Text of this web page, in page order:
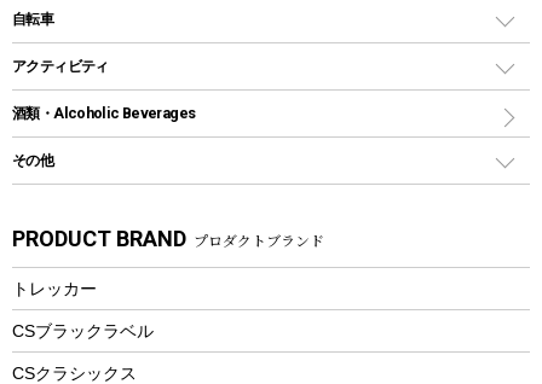
グランドシート
ガイドロープ
ツール
焚き火台&ストーブ
火起こし
バーベキューツール
クッキングツール
ナイフ
カトラリー
マグカップ、カップ
ステンレスボトル
フードボトル
ディズニーボトル
保冷剤
リュック、バックパック
トートバッグ、サコッシュ
ショッピングキャリー
その他アウトドア雑貨
スプレー関係
ツール、他
インフレータブル
カヤック
パドル
ヘルメット
エアーポンプ
アクセサリー
自転車
折りたたみ自転車
スポーツサイクル
シティサイクル
自転車ウェア
アクティビティ
マリン
ラッシュガード
パラソル
フローティングベスト
ヘルメット
酒類・Alcoholic Beverages
その他
湯たんぽ
防災用品
PRODUCT BRAND プロダクトブランド
トレッカー
CSブラックラベル
CSクラシックス